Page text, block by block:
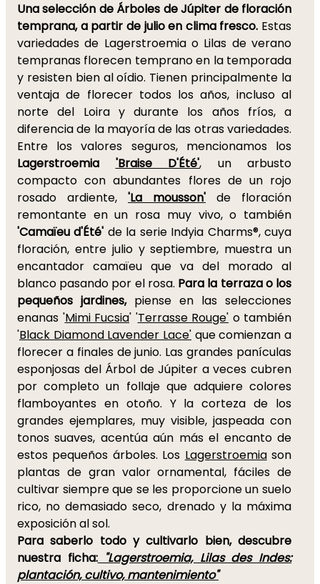
Una selección de Árboles de Júpiter de floración
temprana, a partir de julio en clima fresco. Estas
variedades de Lagerstroemia o Lilas de verano
tempranas florecen temprano en la temporada
y resisten bien al oídio. Tienen principalmente la
ventaja de florecer todos los años, incluso al
norte del Loira y durante los años fríos, a
diferencia de la mayoría de las otras variedades.
Entre los valores seguros, mencionamos los
Lagerstroemia
'Braise D'Été', un arbusto
compacto con abundantes flores de un rojo
rosado ardiente, 'La mousson' de floración
remontante en un rosa muy vivo, o también
'Camaïeu d'Été' de la serie Indyia Charms®, cuya
floración, entre julio y septiembre, muestra un
encantador camaïeu que va del morado al
blanco pasando por el rosa. Para la terraza o los
pequeños jardines,piense en las selecciones
enanas 'Mimi Fucsia' 'Terrasse Rouge' o también
'Black Diamond Lavender Lace' que comienzan a
florecer a finales de junio. Las grandes panículas
esponjosas del Árbol de Júpiter a veces cubren
por completo un follaje que adquiere colores
flamboyantes en otoño. Y la corteza de los
grandes ejemplares, muy visible, jaspeada con
tonos suaves, acentúa aún más el encanto de
estos pequeños árboles. Los Lagerstroemiason
plantas de gran valor ornamental, fáciles de
cultivar siempre que se les proporcione un suelo
rico, no demasiado seco, drenado y la máxima
exposición al sol.
Para saberlo todo y cultivarlo bien, descubre
nuestra ficha:"Lagerstroemia, Lilas des Indes:
plantación, cultivo, mantenimiento"